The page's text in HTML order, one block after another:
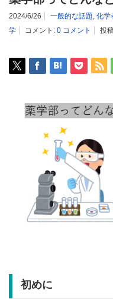
2024/6/26 一般的な話題, 化学
学
コメント: 0 コメント 投
初めに